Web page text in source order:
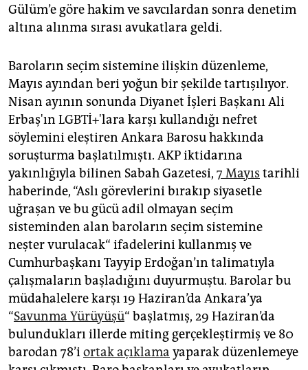
Gülüm’e göre hakim ve savcılardan sonra denetim
altına alınma sırası avukatlara geldi.
Baroların seçim sistemine ilişkin düzenleme,
Mayıs ayından beri yoğun bir şekilde tartışılıyor.
Nisan ayının sonunda Diyanet İşleri Başkanı Ali
Erbaş'ın LGBTİ+'lara karşı kullandığı nefret
söylemini eleştiren Ankara Barosu hakkında
soruşturma başlatılmıştı. AKP iktidarına
yakınlığıyla bilinen Sabah Gazetesi, 7 Mayıs tarihli
haberinde, “Aslı görevlerini bırakıp siyasetle
uğraşan ve bu gücü adil olmayan seçim
sisteminden alan baroların seçim sistemine
neşter vurulacak“ ifadelerini kullanmış ve
Cumhurbaşkanı Tayyip Erdoğan’ın talimatıyla
çalışmaların başladığını duyurmuştu. Barolar bu
müdahalelere karşı 19 Haziran’da Ankara’ya
“Savunma Yürüyüşü“ başlatmış, 29 Haziran’da
bulundukları illerde miting gerçekleştirmiş ve 80
barodan 78’iortak açıklama yaparak düzenlemeye